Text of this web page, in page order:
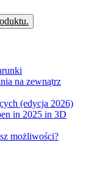
na zewnątrz
(edycja 2026)
in 2025 in 3D
możliwości?